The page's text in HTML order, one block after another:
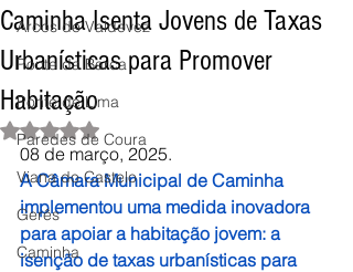
Arcos de Valdevez
Ponte da Barca
Ponte de Lima
Paredes de Coura
Viana do Castelo
Gerês
Caminha
Caminha Isenta Jovens de Taxas
Urbanísticas para Promover
Habitação
Avaliado com NaN de 5 estrelas.
08 de março, 2025.
A Câmara Municipal de Caminha
implementou uma medida inovadora
para apoiar a habitação jovem: a
isenção de taxas urbanísticas para